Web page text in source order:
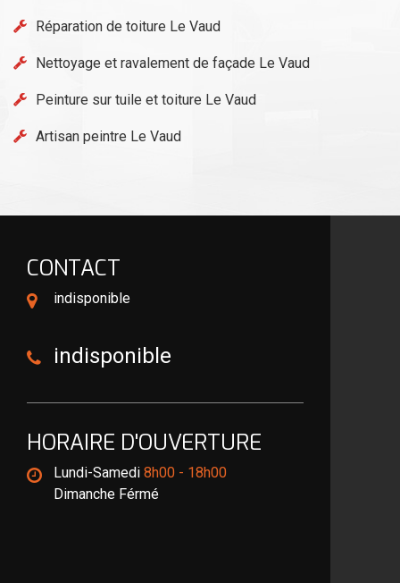
Réparation de toiture Le Vaud
Nettoyage et ravalement de façade Le Vaud
Peinture sur tuile et toiture Le Vaud
Artisan peintre Le Vaud
CONTACT
indisponible
indisponible
HORAIRE D'OUVERTURE
Lundi-Samedi 8h00 - 18h00
Dimanche Férmé